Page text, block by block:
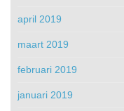
april 2019
maart 2019
februari 2019
januari 2019